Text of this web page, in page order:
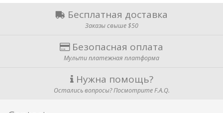
Бесплатная доставка
Заказы свыше $50
Безопасная оплата
Мульти платежная платформа
Нужна помощь?
Остались вопросы? Посмотрите F.A.Q.